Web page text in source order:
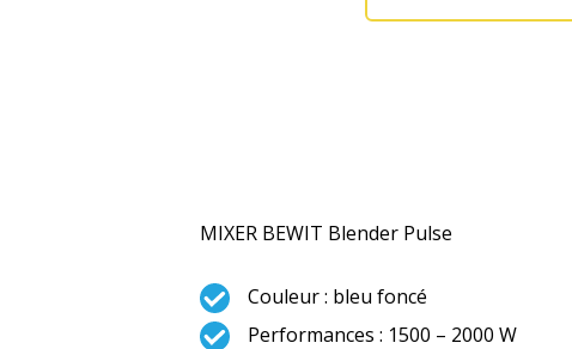
MIXER BEWIT Blender Pulse
Couleur : bleu foncé
Performances : 1500 – 2000 W